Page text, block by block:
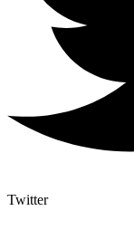
Twitter